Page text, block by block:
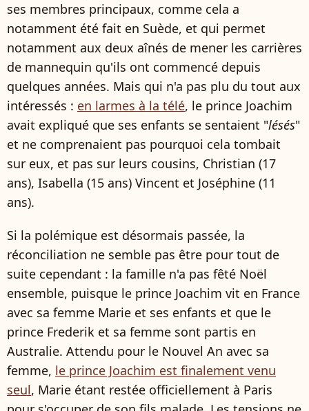
ses membres principaux, comme cela a
notamment été fait en Suède, et qui permet
notamment aux deux aînés de mener les carrières
de mannequin qu'ils ont commencé depuis
quelques années. Mais qui n'a pas plu du tout aux
intéressés : en larmes à la télé, le prince Joachim
avait expliqué que ses enfants se sentaient "lésés"
et ne comprenaient pas pourquoi cela tombait
sur eux, et pas sur leurs cousins, Christian (17
ans), Isabella (15 ans) Vincent et Joséphine (11
ans).
Si la polémique est désormais passée, la
réconciliation ne semble pas être pour tout de
suite cependant : la famille n'a pas fêté Noël
ensemble, puisque le prince Joachim vit en France
avec sa femme Marie et ses enfants et que le
prince Frederik et sa femme sont partis en
Australie. Attendu pour le Nouvel An avec sa
femme, le prince Joachim est finalement venu
seul, Marie étant restée officiellement à Paris